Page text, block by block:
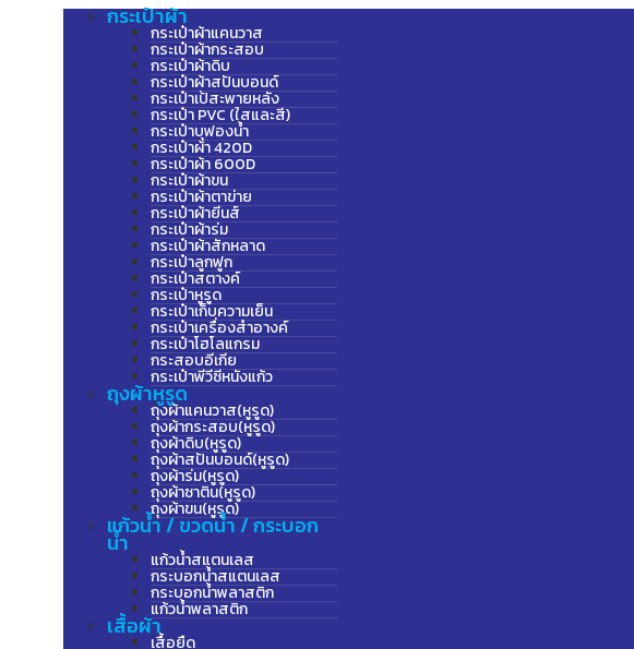
กระเป๋าผ้า
กระเป๋าผ้าแคนวาส
กระเป๋าผ้ากระสอบ
กระเป๋าผ้าดิบ
กระเป๋าผ้าสปันบอนด์
กระเป๋าเป้สะพายหลัง
กระเป๋า PVC (ใสและสี)
กระเป๋าบุฟองน้ำ
กระเป๋าผ้า 420D
กระเป๋าผ้า 600D
กระเป๋าผ้าขน
กระเป๋าผ้าตาข่าย
กระเป๋าผ้ายีนส์
กระเป๋าผ้าร่ม
กระเป๋าผ้าสักหลาด
กระเป๋าลูกฟูก
กระเป๋าสตางค์
กระเป๋าหูรูด
กระเป๋าเก็บความเย็น
กระเป๋าเครื่องสำอางค์
กระเป๋าโฮโลแกรม
กระสอบอีเกีย
กระเป๋าพีวีซีหนังแก้ว
ถุงผ้าหูรูด
ถุงผ้าแคนวาส(หูรูด)
ถุงผ้ากระสอบ(หูรูด)
ถุงผ้าดิบ(หูรูด)
ถุงผ้าสปันบอนด์(หูรูด)
ถุงผ้าร่ม(หูรูด)
ถุงผ้าซาติน(หูรูด)
ถุงผ้าขน(หูรูด)
แก้วน้ำ / ขวดน้ำ / กระบอก
น้ำ
แก้วน้ำสแตนเลส
กระบอกน้ำสแตนเลส
กระบอกน้ำพลาสติก
แก้วน้ำพลาสติก
เสื้อผ้า
เสื้อยืด